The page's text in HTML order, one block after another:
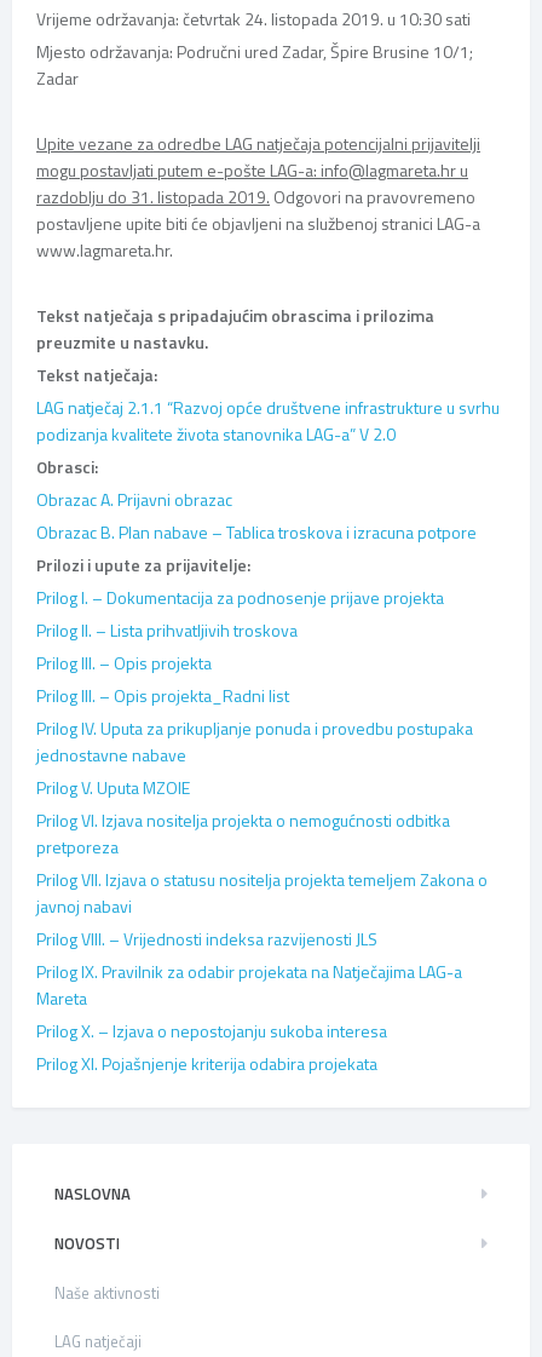
Vrijeme održavanja: četvrtak 24. listopada 2019. u 10:30 sati
Mjesto održavanja: Područni ured Zadar, Špire Brusine 10/1;
Zadar
Upite vezane za odredbe LAG natječaja potencijalni prijavitelji
mogu postavljati putem e-pošte LAG-a: info@lagmareta.hr u
razdoblju do 31. listopada 2019. Odgovori na pravovremeno
postavljene upite biti će objavljeni na službenoj stranici LAG-a
www.lagmareta.hr.
Tekst natječaja s pripadajućim obrascima i prilozima
preuzmite u nastavku.
Tekst natječaja:
LAG natječaj 2.1.1 “Razvoj opće društvene infrastrukture u svrhu
podizanja kvalitete života stanovnika LAG-a” V 2.0
Obrasci:
Obrazac A. Prijavni obrazac
Obrazac B. Plan nabave – Tablica troskova i izracuna potpore
Prilozi i upute za prijavitelje:
Prilog I. – Dokumentacija za podnosenje prijave projekta
Prilog II. – Lista prihvatljivih troskova
Prilog III. – Opis projekta
Prilog III. – Opis projekta_Radni list
Prilog IV. Uputa za prikupljanje ponuda i provedbu postupaka
jednostavne nabave
Prilog V. Uputa MZOIE
Prilog VI. Izjava nositelja projekta o nemogućnosti odbitka
pretporeza
Prilog VII. Izjava o statusu nositelja projekta temeljem Zakona o
javnoj nabavi
Prilog VIII. – Vrijednosti indeksa razvijenosti JLS
Prilog IX. Pravilnik za odabir projekata na Natječajima LAG-a
Mareta
Prilog X. – Izjava o nepostojanju sukoba interesa
Prilog XI. Pojašnjenje kriterija odabira projekata
NASLOVNA
NOVOSTI
Naše aktivnosti
LAG natječaji